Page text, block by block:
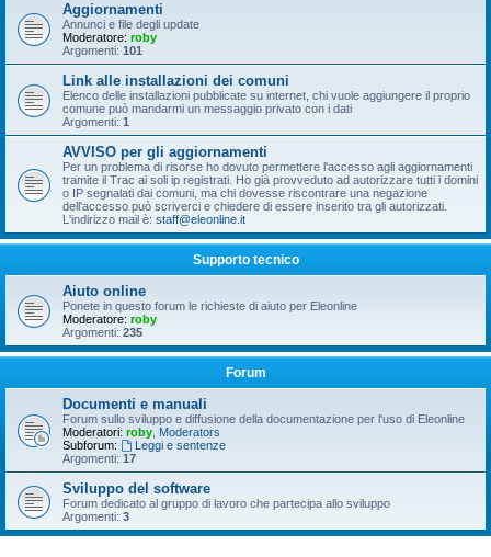
Aggiornamenti
Annunci e file degli update
Moderatore: roby
Argomenti: 101
Link alle installazioni dei comuni
Elenco delle installazioni pubblicate su internet, chi vuole aggiungere il proprio
comune può mandarmi un messaggio privato con i dati
Argomenti: 1
AVVISO per gli aggiornamenti
Per un problema di risorse ho dovuto permettere l'accesso agli aggiornamenti
tramite il Trac ai soli ip registrati. Ho già provveduto ad autorizzare tutti i domini
o IP segnalati dai comuni, ma chi dovesse riscontrare una negazione
dell'accesso può scriverci e chiedere di essere inserito tra gli autorizzati.
L'indirizzo mail è: staff@eleonline.it
Supporto tecnico
Aiuto online
Ponete in questo forum le richieste di aiuto per Eleonline
Moderatore: roby
Argomenti: 235
Forum
Documenti e manuali
Forum sullo sviluppo e diffusione della documentazione per l'uso di Eleonline
Moderatori: roby Moderators
Subforum:
Leggi e sentenze
Argomenti: 17
Sviluppo del software
Forum dedicato al gruppo di lavoro che partecipa allo sviluppo
Argomenti: 3